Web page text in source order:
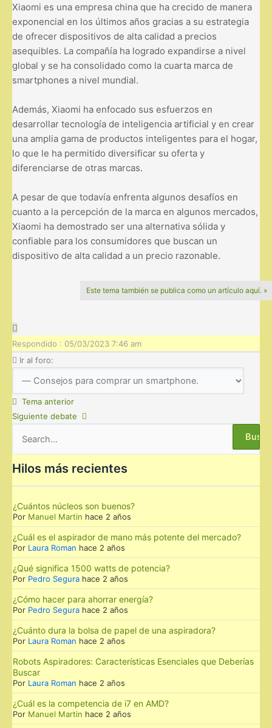
Xiaomi es una empresa china que ha crecido de manera
exponencial en los últimos años gracias a su estrategia
de ofrecer dispositivos de alta calidad a precios
asequibles. La compañía ha logrado expandirse a nivel
global y se ha consolidado como la cuarta marca de
smartphones a nivel mundial.
Además, Xiaomi ha enfocado sus esfuerzos en
desarrollar tecnología de inteligencia artificial y en crear
una amplia gama de productos inteligentes para el hogar,
lo que le ha permitido diversificar su oferta y
diferenciarse de otras marcas.
A pesar de que todavía enfrenta algunos desafíos en
cuanto a la percepción de la marca en algunos mercados,
Xiaomi ha demostrado ser una alternativa sólida y
confiable para los consumidores que buscan un
dispositivo de alta calidad a un precio razonable.
Este tema también se publica como un artículo aquí. »
Respondido : 05/03/2023 7:46 am
Ir al foro:
Tema anterior
Siguiente debate
por:
Hilos más recientes
¿Cuántos núcleos son buenos?
Por Manuel Martin hace 2 años
¿Cuál es el aspirador de mano más potente del mercado?
Por Laura Roman hace 2 años
¿Qué significa 1500 watts de potencia?
Por Pedro Segura hace 2 años
¿Cómo hacer para ahorrar energía?
Por Pedro Segura hace 2 años
¿Cuánto dura la bolsa de papel de una aspiradora?
Por Laura Roman hace 2 años
Robots Aspiradores: Características Esenciales que Deberías
Buscar
Por Laura Roman hace 2 años
¿Cuál es la competencia de i7 en AMD?
Por Manuel Martin hace 2 años